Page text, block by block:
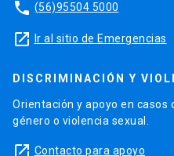
phone (56)95504 5000
launch Ir al sitio de Emergencias
DISCRIMINACIÓN Y
Orientación y apoyo en casos
género o violencia sexual.
launch Contacto para apoyo